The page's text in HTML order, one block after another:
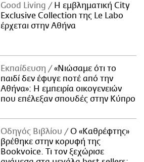
Good Living
Η εμβληματική City
Exclusive Collection της Le Labo
έρχεται στην Αθήνα
Εκπαίδευση
«Νιώσαμε ότι το
παιδί δεν έφυγε ποτέ από την
Αθήνα»: Η εμπειρία οικογενειών
που επέλεξαν σπουδές στην Κύπρο
Οδηγός Βιβλίου
Ο «Καθρέφτης»
βρέθηκε στην κορυφή της
Bookvoice. Τι τον ξεχώρισε